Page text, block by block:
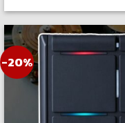
-20%